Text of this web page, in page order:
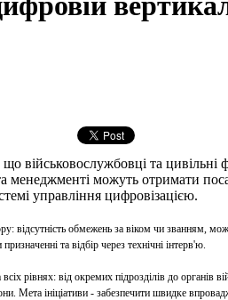
військовослужбовці та цивільні
менеджменті можуть отримати
управління цифровізацією.
відсутність обмежень за віком чи званням,
та відбір через технічні інтерв'ю.
рівнях: від окремих підрозділів до органів
Мета ініціативи - забезпечити швидке